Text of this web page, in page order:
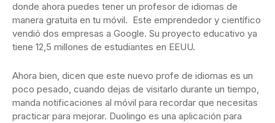
donde ahora puedes tener un profesor de idiomas de
manera gratuita en tu móvil. Este emprendedor y científico
vendió dos empresas a Google. Su proyecto educativo ya
tiene 12,5 millones de estudiantes en EEUU.
Ahora bien, dicen que este nuevo profe de idiomas es un
poco pesado, cuando dejas de visitarlo durante un tiempo,
manda notificaciones al móvil para recordar que necesitas
practicar para mejorar. Duolingo es una aplicación para